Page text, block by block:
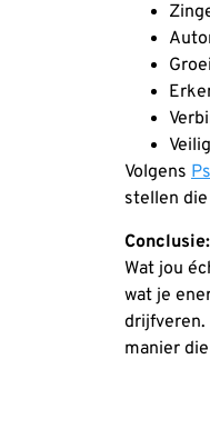
Volgens
stellen
Wat jou
wat je
drijfveren.
manier